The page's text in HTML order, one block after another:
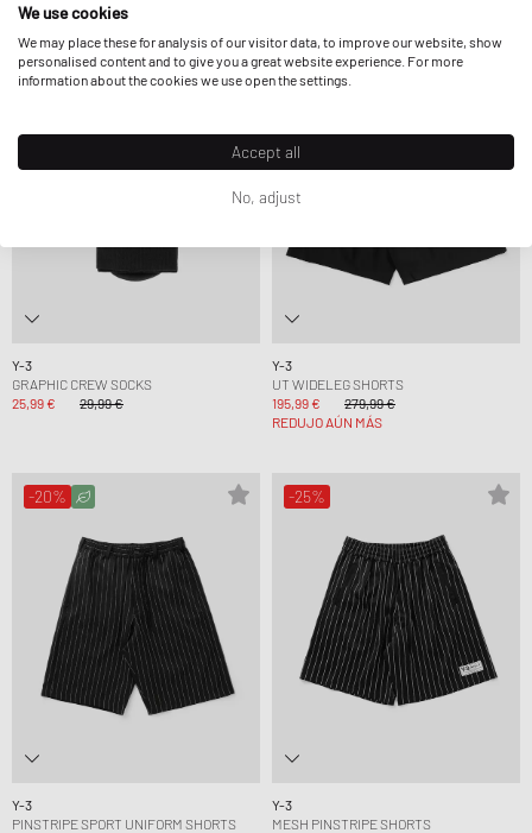
-13%
Y-3
GRAPHIC CREW SOCKS
25,99 €
29,99 €
-30%
Y-3
UT WIDELEG SHORTS
195,99 €
279,99 €
REDUJO AÚN MÁS
-20%
Y-3
PINSTRIPE SPORT UNIFORM SHORTS
-25%
Y-3
MESH PINSTRIPE SHORTS
We use cookies
We may place these for analysis of our visitor data, to improve our website, show
personalised content and to give you a great website experience. For more
information about the cookies we use open the settings.
Accept all
No, adjust